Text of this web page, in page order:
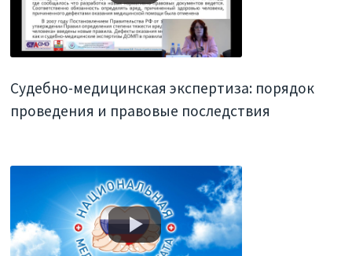
Судебно-медицинская экспертиза: порядок
проведения и правовые последствия